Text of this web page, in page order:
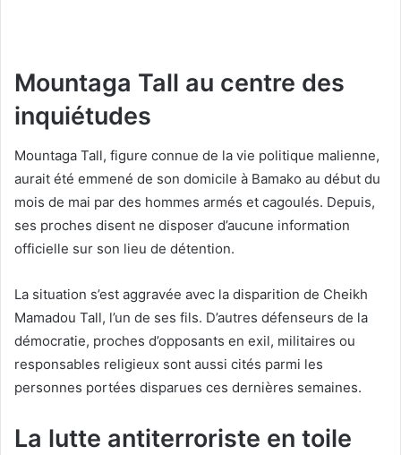
Mountaga Tall au centre des
inquiétudes
Mountaga Tall, figure connue de la vie politique malienne,
aurait été emmené de son domicile à Bamako au début du
mois de mai par des hommes armés et cagoulés. Depuis,
ses proches disent ne disposer d’aucune information
officielle sur son lieu de détention.
La situation s’est aggravée avec la disparition de Cheikh
Mamadou Tall, l’un de ses fils. D’autres défenseurs de la
démocratie, proches d’opposants en exil, militaires ou
responsables religieux sont aussi cités parmi les
personnes portées disparues ces dernières semaines.
La lutte antiterroriste en toile